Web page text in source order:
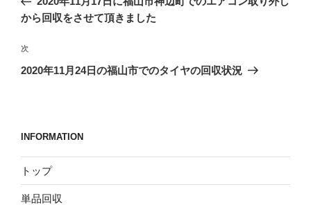
ナ
ゲ
ー
投
から回収をさせて頂きました
次
の
次
2020年11月24日の福山市でのタイヤの回収状況
INFORMATION
トップ
単品回収